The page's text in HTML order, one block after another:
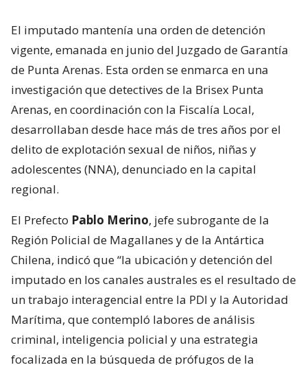
El imputado mantenía una orden de detención
vigente, emanada en junio del Juzgado de Garantía
de Punta Arenas. Esta orden se enmarca en una
investigación que detectives de la Brisex Punta
Arenas, en coordinación con la Fiscalía Local,
desarrollaban desde hace más de tres años por el
delito de explotación sexual de niños, niñas y
adolescentes (NNA), denunciado en la capital
regional.
El Prefecto Pablo Merino, jefe subrogante de la
Región Policial de Magallanes y de la Antártica
Chilena, indicó que “la ubicación y detención del
imputado en los canales australes es el resultado de
un trabajo interagencial entre la PDI y la Autoridad
Marítima, que contempló labores de análisis
criminal, inteligencia policial y una estrategia
focalizada en la búsqueda de prófugos de la